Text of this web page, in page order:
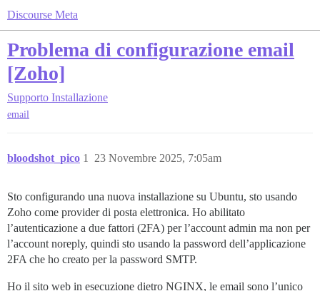
Discourse Meta
Problema di configurazione email
[Zoho]
Supporto Installazione
email
bloodshot_pico 23 Novembre 2025, 7:05am
1
Sto configurando una nuova installazione su Ubuntu, sto usando
Zoho come provider di posta elettronica. Ho abilitato
l’autenticazione a due fattori (2FA) per l’account admin ma non per
l’account noreply, quindi sto usando la password dell’applicazione
2FA che ho creato per la password SMTP.
Ho il sito web in esecuzione dietro NGINX, le email sono l’unico